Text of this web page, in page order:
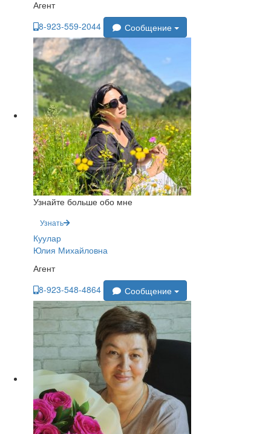
Агент
8-923-559-2044
Сообщение
Узнайте больше обо мне
Узнать
Куулар
Юлия Михайловна
Агент
8-923-548-4864
Сообщение